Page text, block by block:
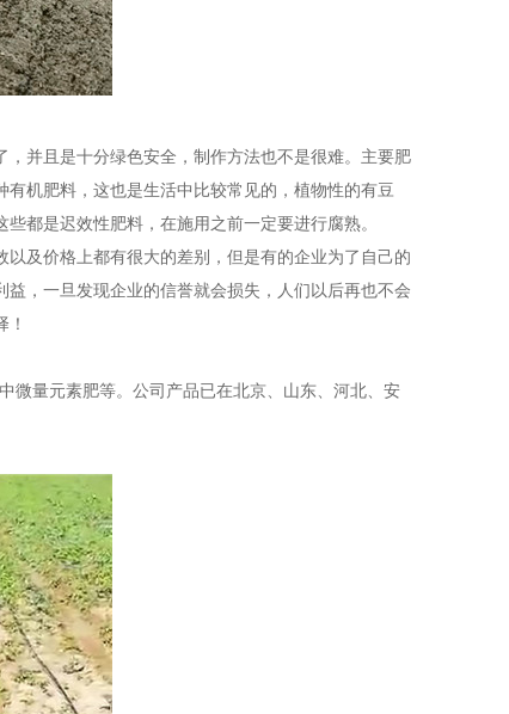
并且是十分绿色安全，制作方法也不是很难。主要肥
机肥料，这也是生活中比较常见的，植物性的有豆
都是迟效性肥料，在施用之前一定要进行腐熟。
及价格上都有很大的差别，但是有的企业为了自己的
，一旦发现企业的信誉就会损失，人们以后再也不会
微量元素肥等。公司产品已在北京、山东、河北、安